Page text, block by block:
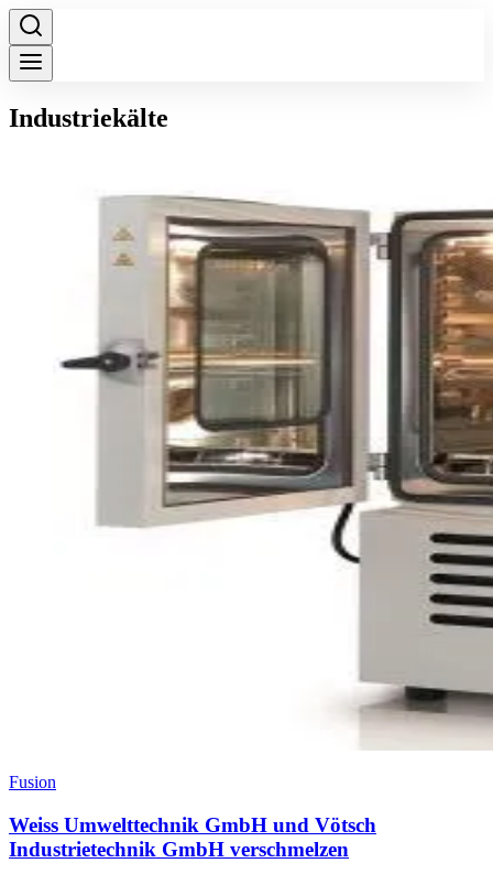
Industriekälte
Fusion
Weiss Umwelttechnik GmbH und Vötsch
Industrietechnik GmbH verschmelzen